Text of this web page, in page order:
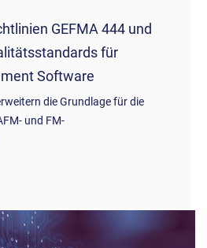
GEFMA 444 und
für
Software
die Grundlage für die
und FM-